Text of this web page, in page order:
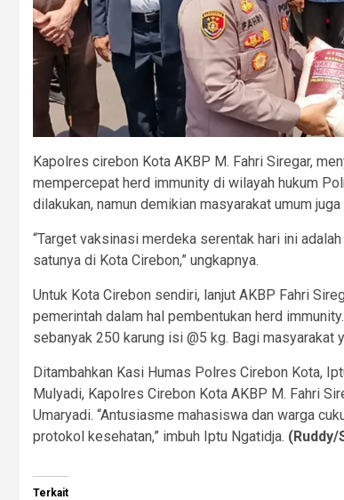
Kapolres cirebon Kota AKBP M. Fahri Siregar,
mempercepat herd immunity di wilayah hukum
dilakukan, namun demikian masyarakat umum
“Target vaksinasi merdeka serentak hari ini
satunya di Kota Cirebon,” ungkapnya.
Untuk Kota Cirebon sendiri, lanjut AKBP Fahri
pemerintah dalam hal pembentukan herd
sebanyak 250 karung isi @5 kg. Bagi masyarakat
Ditambahkan Kasi Humas Polres Cirebon Kota,
Mulyadi, Kapolres Cirebon Kota AKBP M. Fahri
Umaryadi. “Antusiasme mahasiswa dan warga
protokol kesehatan,” imbuh Iptu Ngatidja. (Ruddy/
Terkait